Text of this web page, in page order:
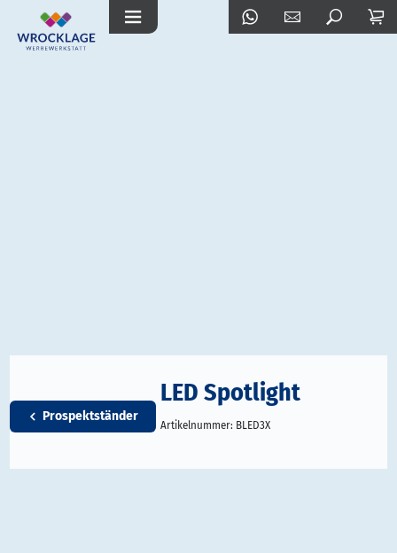
Prospektständer
LED Spotlight
Artikelnummer: BLED3X